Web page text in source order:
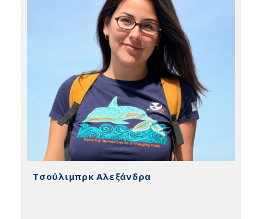
Τσούλιμπρκ Αλεξάνδρα